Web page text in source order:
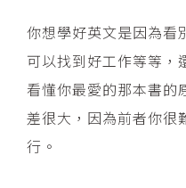
你想學好英文是因為看
可以找到好工作等等，
看懂你最愛的那本書的
差很大，因為前者你很
行。